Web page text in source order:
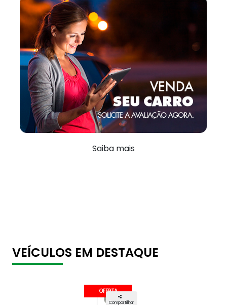
Saiba mais
VEÍCULOS EM DESTAQUE
OFERTA
Compartilhar